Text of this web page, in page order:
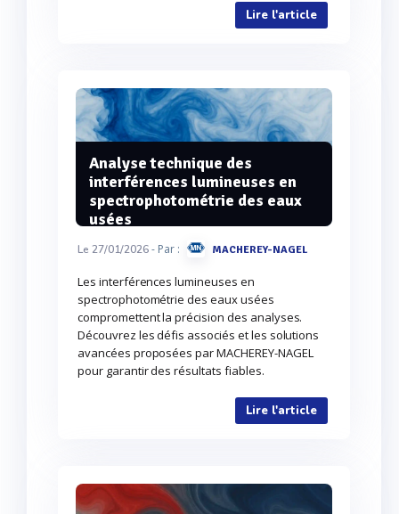
Lire l'article
Analyse technique des
interférences lumineuses en
spectrophotométrie des eaux
usées
Le 27/01/2026- Par : MACHEREY-NAGEL
Les interférences lumineuses en
spectrophotométrie des eaux usées
compromettent la précision des analyses.
Découvrez les défis associés et les solutions
avancées proposées par MACHEREY-NAGEL
pour garantir des résultats fiables.
Lire l'article